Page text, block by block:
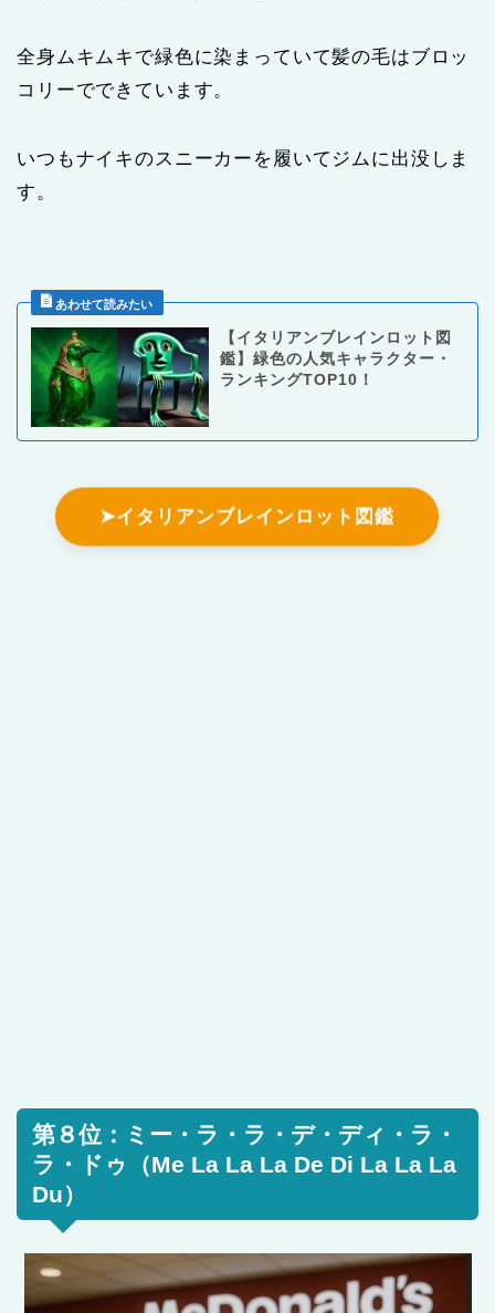
全身ムキムキで緑色に染まっていて髪の毛はブロッ
コリーでできています。
いつもナイキのスニーカーを履いてジムに出没しま
す。
【イタリアンブレインロット図
鑑】緑色の人気キャラクター・
ランキングTOP10！
➤イタリアンブレインロット図鑑
第８位：ミー・ラ・ラ・デ・ディ・ラ・
ラ・ドゥ（Me La La La De Di La La La
Du）